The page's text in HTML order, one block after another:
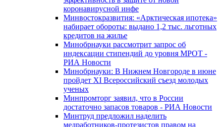
коронавирусной инфе
Минвостокразвития: «Арктическая ипотека»
набирает обороты: выдано 1,2 тыс. льготных
кредитов на жилье
Минобрнауки рассмотрит запрос об
индексации стипендий до уровня МРОТ -
РИА Новости
Минобрнауки: В Нижнем Новгороде в июне
пройдет XI Всероссийский съезд молодых
ученых
Минпромторг заявил, что в России
достаточно запасов товаров - РИА Новости
Минтруд предложил наделить
медработников-протезистов правом на